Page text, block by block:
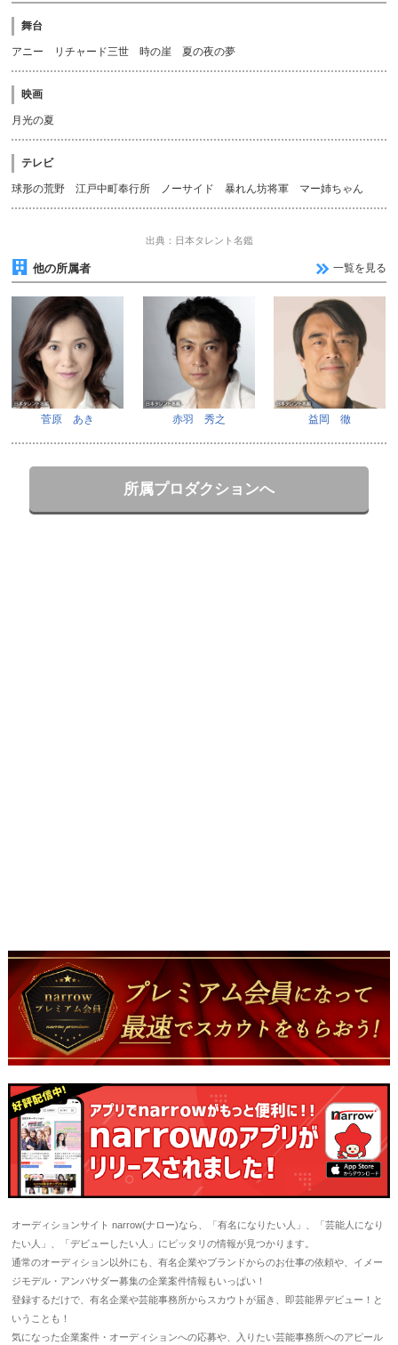
舞台
アニー リチャード三世 時の崖 夏の夜の夢
映画
月光の夏
テレビ
球形の荒野 江戸中町奉行所 ノーサイド 暴れん坊将軍 マー姉ちゃん
出典：日本タレント名鑑
他の所属者 一覧を見る
菅原 あき 赤羽 秀之 益岡 徹
所属プロダクションへ
オーディションサイト narrow(ナロー)なら、「有名になりたい人」、「芸能人になり
たい人」、「デビューしたい人」にピッタリの情報が見つかります。
通常のオーディション以外にも、有名企業やブランドからのお仕事の依頼や、イメー
ジモデル・アンバサダー募集の企業案件情報もいっぱい！
登録するだけで、有名企業や芸能事務所からスカウトが届き、即芸能界デビュー！と
いうことも！
気になった企業案件・オーディションへの応募や、入りたい芸能事務所へのアピール